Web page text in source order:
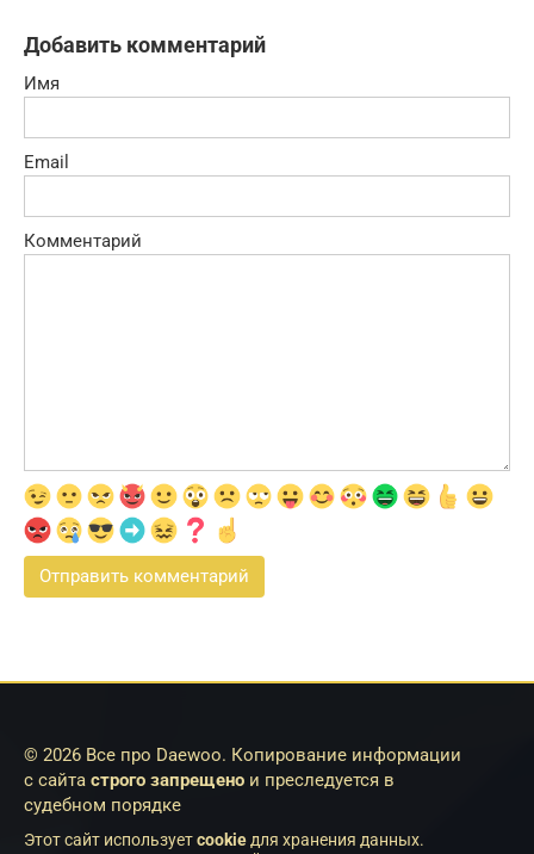
Добавить комментарий
Имя
Email
Комментарий
© 2026 Все про Daewoo. Копирование информации
с сайта строго запрещено и преследуется в
судебном порядке
Этот сайт используетcookie для хранения данных.